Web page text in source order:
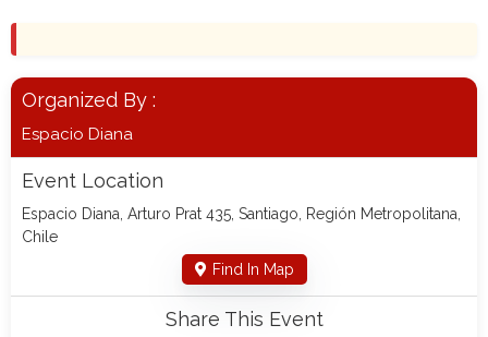
Organized By :
Espacio Diana
Event Location
Espacio Diana, Arturo Prat 435, Santiago, Región Metropolitana,
Chile
Find In Map
Share This Event